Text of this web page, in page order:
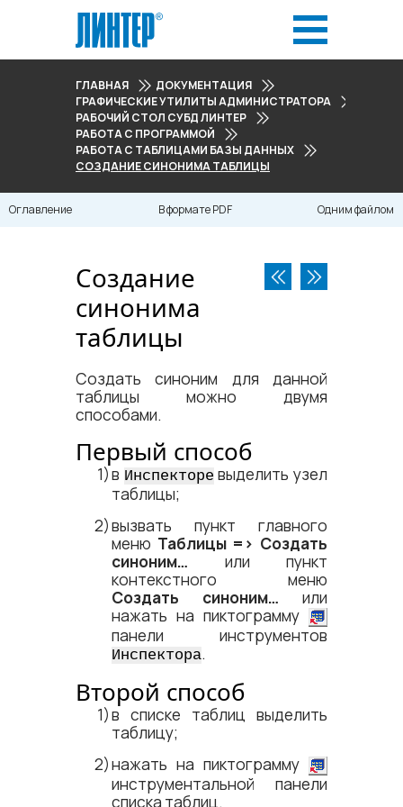
ГЛАВНАЯ
ДОКУМЕНТАЦИЯ
ГРАФИЧЕСКИЕ УТИЛИТЫ АДМИНИСТРАТОРА
РАБОЧИЙ СТОЛ СУБД ЛИНТЕР
РАБОТА С ПРОГРАММОЙ
РАБОТА С ТАБЛИЦАМИ БАЗЫ ДАННЫХ
СОЗДАНИЕ СИНОНИМА ТАБЛИЦЫ
Оглавление В формате PDF Одним файлом
Создание
синонима
таблицы
Создать синоним для данной
таблицы можно двумя
способами.
Первый способ
в Инспекторевыделить узел
таблицы;
вызвать пункт главного
меню Таблицы =​> Создать
синоним… или пункт
контекстного меню
Создать синоним… или
нажать на пиктограмму
панели инструментов
Инспектора.
Второй способ
в списке таблиц выделить
таблицу;
нажать на пиктограмму
инструментальной панели
списка таблиц.